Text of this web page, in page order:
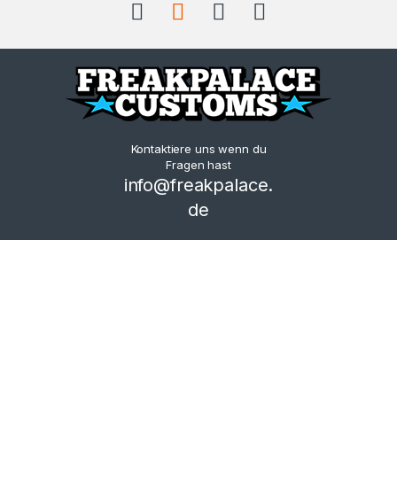
Kontaktiere uns wenn du
Fragen hast
info@freakpalace.
de